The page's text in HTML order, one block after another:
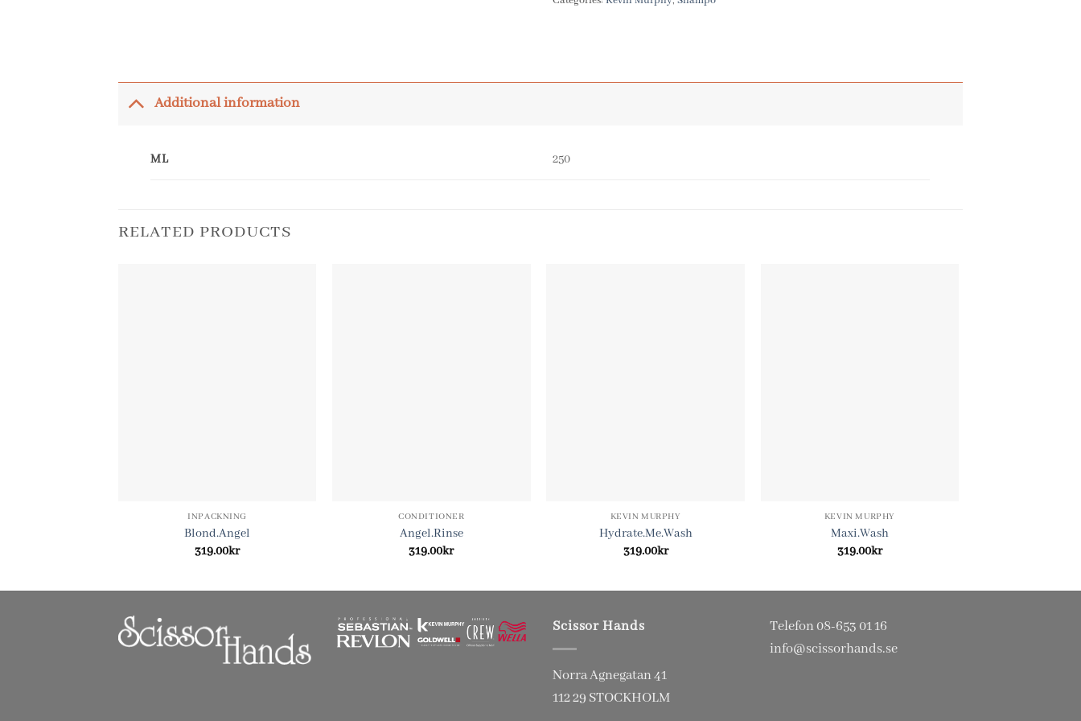
Additional information
ML 250
RELATED PRODUCTS
INPACKNING
Blond.Angel
319.00kr
CONDITIONER
Angel.Rinse
319.00kr
KEVIN MURPHY
Hydrate.Me.Wash
319.00kr
KEVIN MURPHY
Maxi.Wash
319.00kr
Scissor Hands
Norra Agnegatan 41
112 29 STOCKHOLM
Telefon 08-653 01 16
info@scissorhands.se